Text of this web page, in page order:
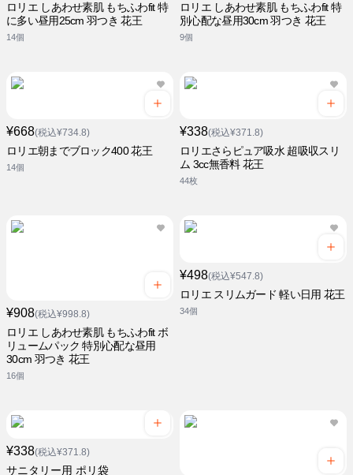
ロリエ しあわせ素肌 もちふわfit 特
に多い昼用25cm 羽つき 花王
14個
ロリエ しあわせ素肌 もちふわfit 特
別心配な昼用30cm 羽つき 花王
9個
¥668(税込¥734.8)
ロリエ朝までブロック400 花王
14個
¥338(税込¥371.8)
ロリエさらピュア吸水 超吸収スリ
ム 3cc無香料 花王
44枚
¥908(税込¥998.8)
ロリエ しあわせ素肌 もちふわfit ボ
リュームパック 特別心配な昼用
30cm 羽つき 花王
16個
¥498(税込¥547.8)
ロリエ スリムガード 軽い日用 花王
34個
¥338(税込¥371.8)
サニタリー用 ポリ袋